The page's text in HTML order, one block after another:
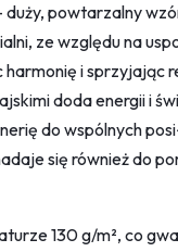
powtarzalny
ze względu na
i sprzyjając
doda energii i
do wspólnych
się również do
130 g/m², co